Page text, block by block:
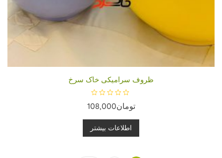
ظروف سرامیکی خاک سرخ
م
ی
ا
ز
0
تومان108,000
اطلاعات بیشتر